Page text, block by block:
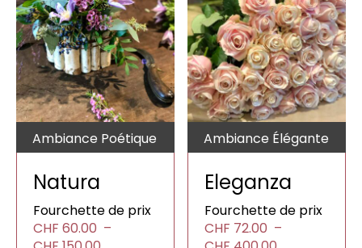
Ambiance Poétique
Natura
Fourchette de prix
CHF 60.00 –
Ambiance Élégante
Eleganza
Fourchette de prix
CHF 72.00 –